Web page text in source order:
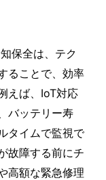
保全は、テク
ることで、効率
えば、IoT対応
バッテリー寿
タイムで監視で
故障する前にチ
高額な緊急修理